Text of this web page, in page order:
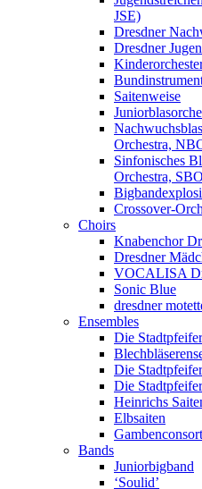
JSE)
Dresdner
Dresdner
Saitenweise
Orchestra,
Sinfonisches
Orchestra,
Crossover-
Choirs
Knabenchor
Dresdner
VOCALISA
Sonic Blue
dresdner
Ensembles
Die Stadtpfeifer
Die Stadtpfeifer
Die Stadtpfeifer
Heinrichs
Elbsaiten
Gambenconsort
Bands
Juniorbigband
‘Soulid’